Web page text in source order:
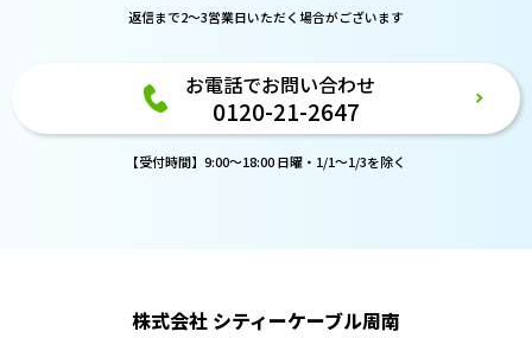
返信まで2～3営業日いただく場合がございます
お電話でお問い合わせ
0120-21-2647
【受付時間】9:00～18:00 日曜・1/1～1/3を除く
株式会社 シティーケーブル周南